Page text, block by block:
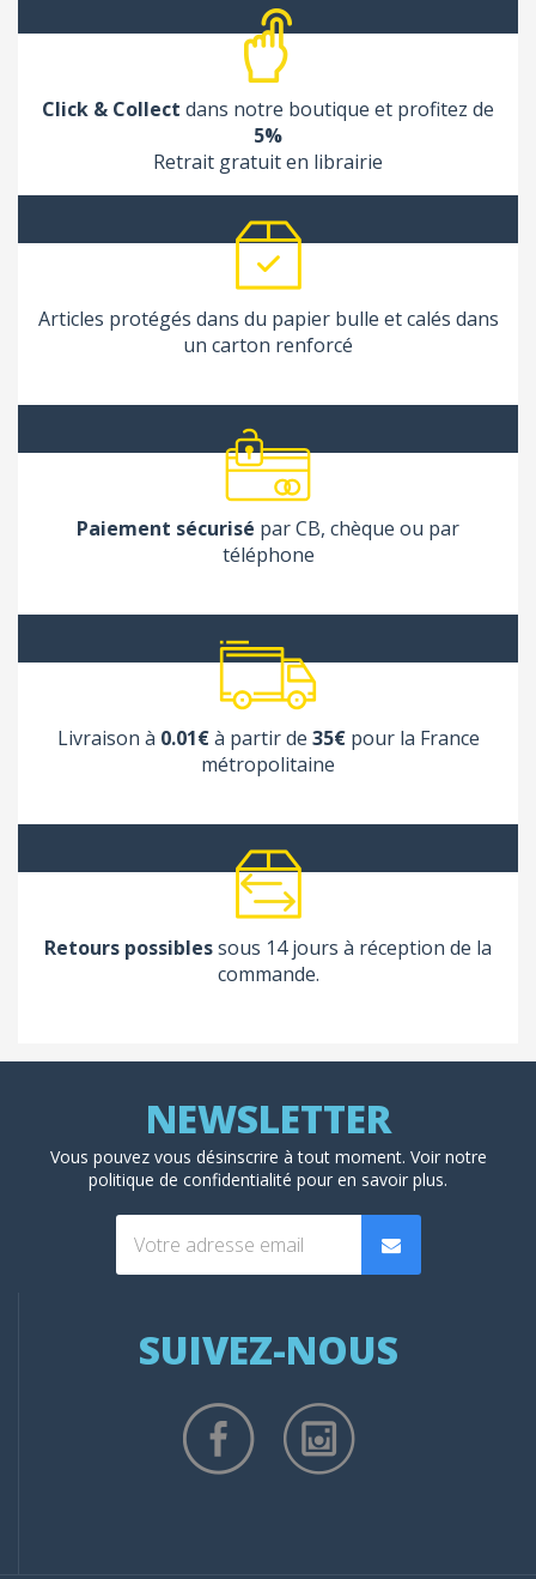
Click & Collect dans notre boutique et profitez de
5%
Retrait gratuit en librairie
Articles protégés dans du papier bulle et calés dans
un carton renforcé
Paiement sécurisé par CB, chèque ou par
téléphone
Livraison à 0.01€à partir de 35€pour la France
métropolitaine
Retours possiblessous 14 jours à réception de la
commande.
Vous pouvez vous désinscrire à tout moment. Voir notre
politique de confidentialité pour en savoir plus.
SUIVEZ-NOUS